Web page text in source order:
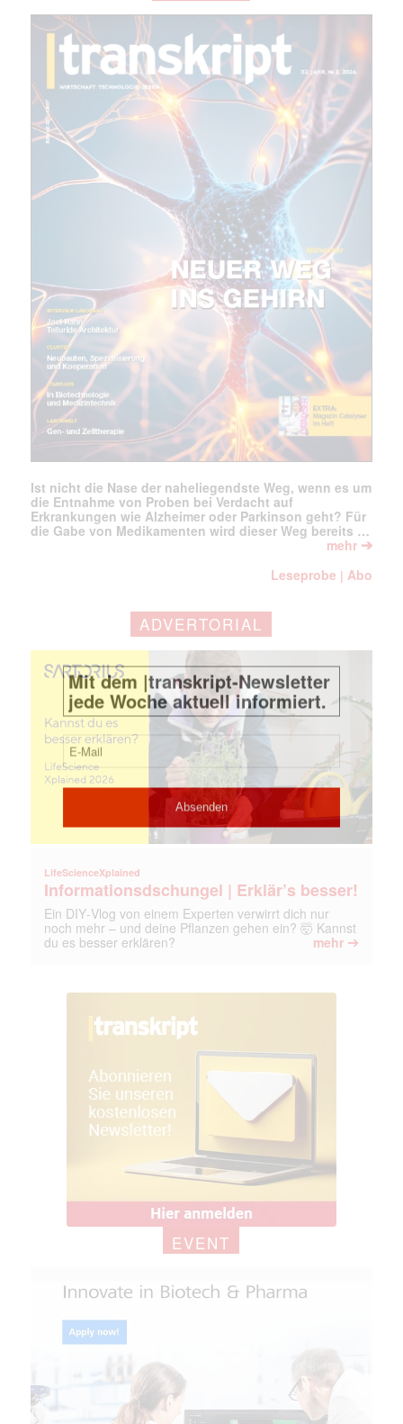
Ist nicht die Nase der naheliegendste Weg, wenn es um
die Entnahme von Proben bei Verdacht auf
Erkrankungen wie Alzheimer oder Parkinson geht? Für
die Gabe von Medikamenten wird dieser Weg bereits …
mehr ➔
Leseprobe |Abo
ADVERTORIAL
LifeScienceXplained
Informationsdschungel | Erklär’s besser!
Ein DIY‑Vlog von einem Experten verwirrt dich nur
noch mehr – und deine Pflanzen gehen ein? 🤯 Kannst
du es besser erklären?
mehr ➔
EVENT